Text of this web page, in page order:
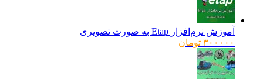
آموزش نرم‌افزار Etap به صورت تصویری
۳۰۰۰۰۰ تومان